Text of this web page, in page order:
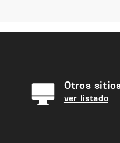
Otros
ver listado